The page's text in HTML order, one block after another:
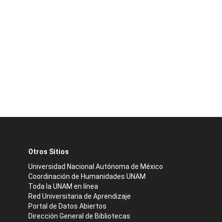
Otros Sitios
Universidad Nacional Autónoma de México
Coordinación de Humanidades UNAM
Toda la UNAM en línea
Red Universitaria de Aprendizaje
Portal de Datos Abiertos
Dirección General de Bibliotecas